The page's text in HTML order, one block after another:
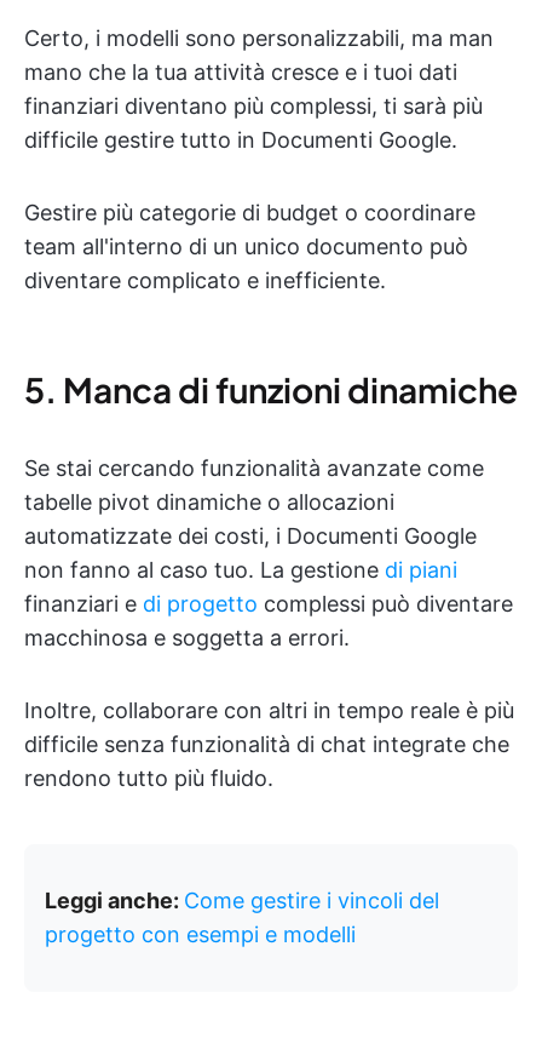
Certo, i modelli sono personalizzabili, ma man
mano che la tua attività cresce e i tuoi dati
finanziari diventano più complessi, ti sarà più
difficile gestire tutto in Documenti Google.
Gestire più categorie di budget o coordinare
team all'interno di un unico documento può
diventare complicato e inefficiente.
5. Manca di funzioni dinamiche
Se stai cercando funzionalità avanzate come
tabelle pivot dinamiche o allocazioni
automatizzate dei costi, i Documenti Google
non fanno al caso tuo. La gestione di piani
finanziari e di progetto complessi può diventare
macchinosa e soggetta a errori.
Inoltre, collaborare con altri in tempo reale è più
difficile senza funzionalità di chat integrate che
rendono tutto più fluido.
Leggi anche: Come gestire i vincoli del
progetto con esempi e modelli